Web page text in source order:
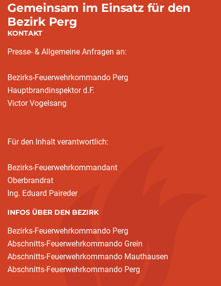
Gemeinsam im Einsatz für den
Bezirk Perg
KONTAKT
Presse- & Allgemeine Anfragen an:
Bezirks-Feuerwehrkommando Perg
Hauptbrandinspektor d.F.
Victor Vogelsang
Für den Inhalt verantwortlich:
Bezirks-Feuerwehrkommandant
Oberbrandrat
Ing. Eduard Paireder
INFOS ÜBER DEN BEZIRK
Bezirks-Feuerwehrkommando Perg
Abschnitts-Feuerwehrkommando Grein
Abschnitts-Feuerwehrkommando Mauthausen
Abschnitts-Feuerwehrkommando Perg